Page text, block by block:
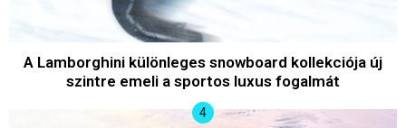
A Lamborghini különleges snowboard kollekciója új
szintre emeli a sportos luxus fogalmát